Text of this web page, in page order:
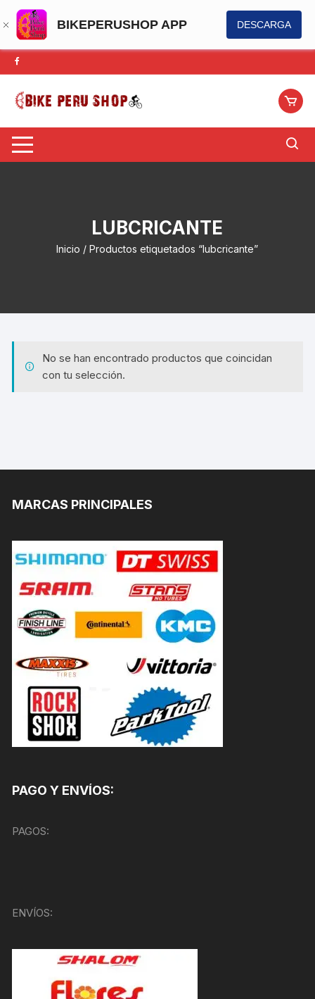
BIKEPERUSHOP APP DESCARGA
Saltar
al
contenido
LUBCRICANTE
Inicio / Productos etiquetados “lubcricante”
No se han encontrado productos que coincidan
con tu selección.
MARCAS PRINCIPALES
PAGO Y ENVÍOS:
PAGOS:
ENVÍOS: